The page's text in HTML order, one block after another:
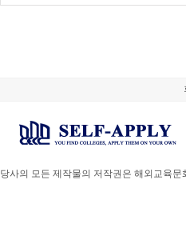
당사의 모든 제작물의 저작권은 해외교육